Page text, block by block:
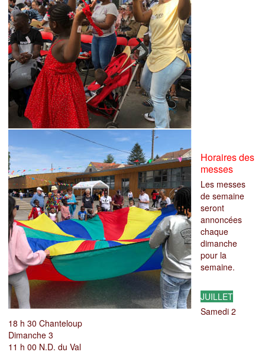
Horaires des
messes
Les messes
de semaine
seront
annoncées
chaque
dimanche
pour la
semaine.
JUILLET
Samedi 2
18 h 30 Chanteloup
Dimanche 3
11 h 00 N.D. du Val